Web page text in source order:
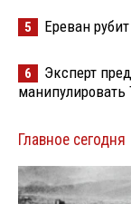
5 Ереван
6
Эксперт
Главное сегодня